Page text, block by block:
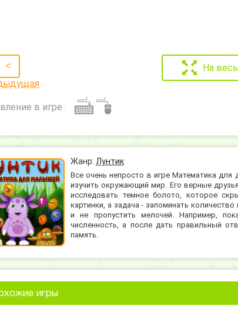
< На
в игре :
Жанр: Лунтик
Все очень непросто в игре Математика
изучить окружающий мир. Его верные
исследовать темное болото, которое
картинки, а задача - запоминать
и не пропустить мелочей. Например,
численность, а после дать правильный
память.
игры